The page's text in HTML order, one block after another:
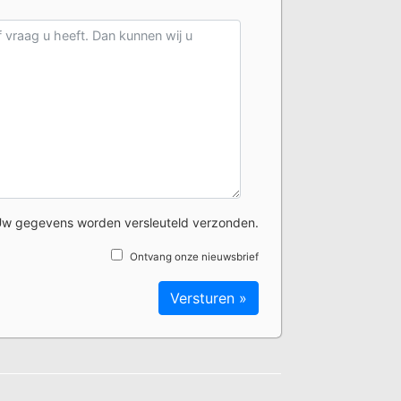
gegevens worden versleuteld verzonden.
Ontvang onze nieuwsbrief